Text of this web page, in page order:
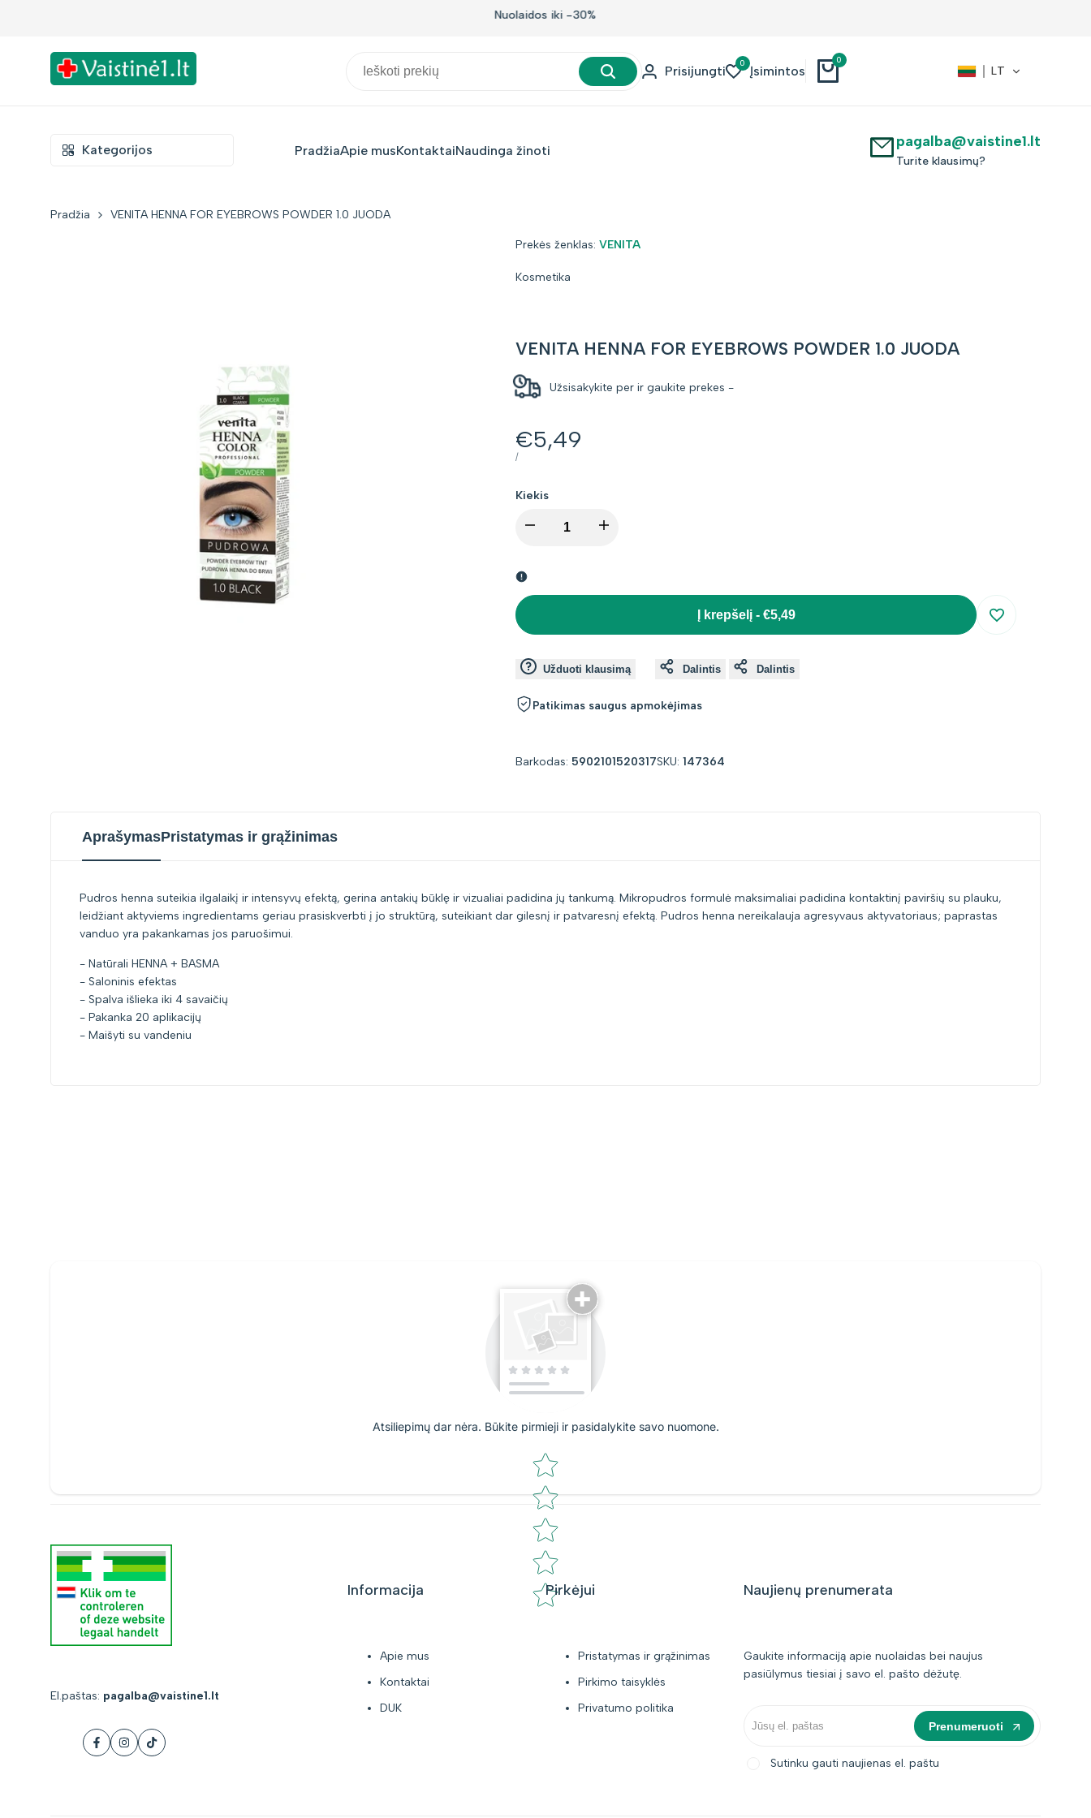
Nuolaidos iki -30%
Prisijungti
0
Įsimintos
0
LT
Kategorijos PradžiaApie musKontaktaiNaudinga žinoti pagalba@vaistine1.lt
Turite klausimų?
Pradžia VENITA HENNA FOR EYEBROWS POWDER 1.0 JUODA
Prekės ženklas: Prekės
VENITA
Kosmetika
VENITA HENNA FOR EYEBROWS POWDER 1.0 JUODA
Užsisakykite per ir gaukite prekes -
Kaina
su
nuolaida
€5,49
VIENETO
/PER
Kiekis
I18n
Missing
interpolation
value
"product"
{{
I18n
interpolation
value
"product"
{{
Į krepšelį- €5,49
Įsiminti
Užduoti klausimą Dalintis Dalintis
Patikimas saugus apmokėjimas
Barkodas: 5902101520317SKU: 147364
AprašymasPristatymas ir grąžinimas
Pudros henna suteikia ilgalaikį ir intensyvų efektą, gerina antakių būklę ir vizualiai padidina jų tankumą. Mikropudros formulė maksimaliai padidina kontaktinį paviršių su plauku,
leidžiant aktyviems ingredientams geriau prasiskverbti į jo struktūrą, suteikiant dar gilesnį ir patvaresnį efektą. Pudros henna nereikalauja agresyvaus aktyvatoriaus; paprastas
vanduo yra pakankamas jos paruošimui.
- Natūrali HENNA + BASMA
- Saloninis efektas
- Spalva išlieka iki 4 savaičių
- Pakanka 20 aplikacijų
- Maišyti su vandeniu
Atsiliepimų dar nėra. Būkite pirmieji ir pasidalykite savo nuomone.
Star rating
El.paštas: pagalba@vaistine1.lt
Facebook
Instagram
Tiktok
Informacija
Apie mus
Kontaktai
DUK
Pirkėjui
Pristatymas ir grąžinimas
Pirkimo taisyklės
Privatumo politika
Naujienų prenumerata
Gaukite informaciją apie nuolaidas bei naujus
pasiūlymus tiesiai į savo el. pašto dėžutę.
Prenumeruoti
Sutinku gauti naujienas el. paštu